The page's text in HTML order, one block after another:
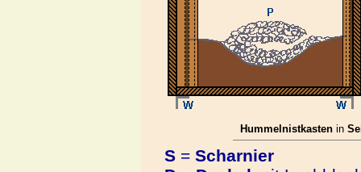
Hummelnistkasten in
S = Scharnier